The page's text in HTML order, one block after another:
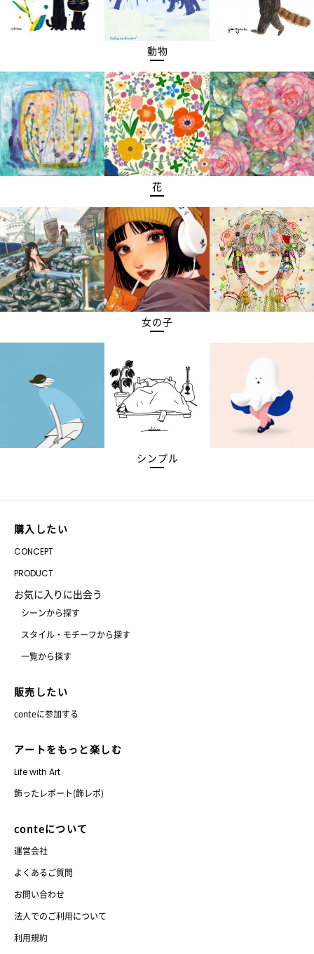
動物
花
女の子
シンプル
購入したい
CONCEPT
PRODUCT
お気に入りに出会う
シーンから探す
スタイル・モチーフから探す
一覧から探す
販売したい
conteに参加する
アートをもっと楽しむ
Life with Art
飾ったレポート(飾レポ)
conteについて
運営会社
よくあるご質問
お問い合わせ
法人でのご利用について
利用規約